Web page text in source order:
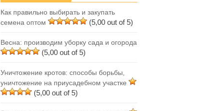
Как правильно выбирать и закупать
семена оптом
(5,00 out of 5)
Весна: производим уборку сада и огорода
(5,00 out of 5)
Уничтожение кротов: способы борьбы,
уничтожение на приусадебном участке
(5,00 out of 5)